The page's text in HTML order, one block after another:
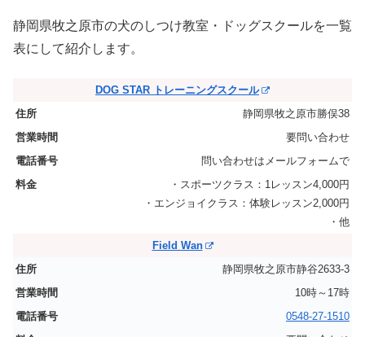
静岡県牧之原市の犬のしつけ教室・ドッグスクールを一覧
表にして紹介します。
DOG STAR トレーニングスクール
静岡県牧之原市勝俣38
要問い合わせ
問い合わせはメールフォームで
・スポーツクラス：1レッスン4,000円
・エンジョイクラス：体験レッスン2,000円
・他
Field Wan
静岡県牧之原市静谷2633-3
10時～17時
0548-27-1510